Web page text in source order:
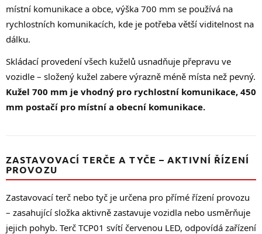
místní komunikace a obce, výška 700 mm se používá na
rychlostních komunikacích, kde je potřeba větší viditelnost na
dálku.
Skládací provedení všech kuželů usnadňuje přepravu ve
vozidle – složený kužel zabere výrazně méně místa než pevný.
Kužel 700 mm je vhodný pro rychlostní komunikace, 450
mm postačí pro místní a obecní komunikace.
ZASTAVOVACÍ TERČE A TYČE – AKTIVNÍ ŘÍZENÍ
PROVOZU
Zastavovací terč nebo tyč je určena pro přímé řízení provozu
– zasahující složka aktivně zastavuje vozidla nebo usměrňuje
jejich pohyb. Terč TCP01 svítí červenou LED, odpovídá zařízení